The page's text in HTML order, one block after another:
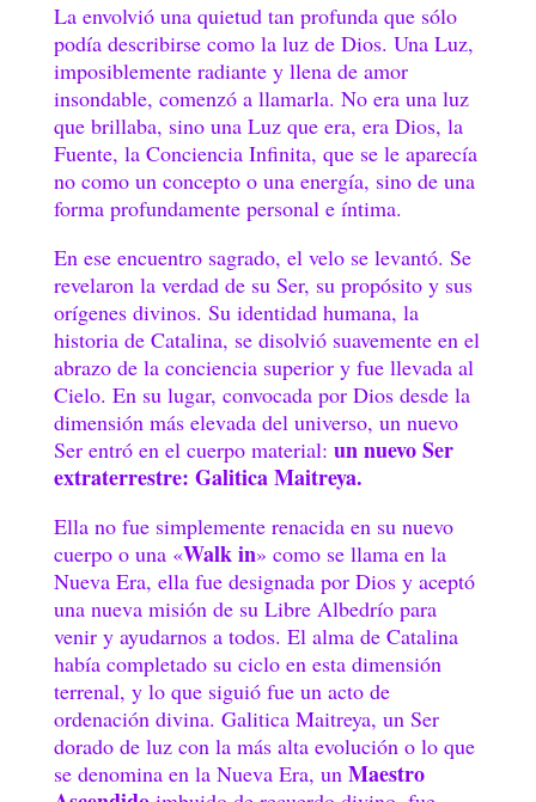
La envolvió una quietud tan profunda que sólo
podía describirse como la luz de Dios. Una Luz,
imposiblemente radiante y llena de amor
insondable, comenzó a llamarla. No era una luz
que brillaba, sino una Luz que era, era Dios, la
Fuente, la Conciencia Infinita, que se le aparecía
no como un concepto o una energía, sino de una
forma profundamente personal e íntima.
En ese encuentro sagrado, el velo se levantó. Se
revelaron la verdad de su Ser, su propósito y sus
orígenes divinos. Su identidad humana, la
historia de Catalina, se disolvió suavemente en el
abrazo de la conciencia superior y fue llevada al
Cielo. En su lugar, convocada por Dios desde la
dimensión más elevada del universo, un nuevo
Ser entró en el cuerpo material: un nuevo Ser
extraterrestre: Galitica Maitreya.
Ella no fue simplemente renacida en su nuevo
cuerpo o una «Walk in» como se llama en la
Nueva Era, ella fue designada por Dios y aceptó
una nueva misión de su Libre Albedrío para
venir y ayudarnos a todos. El alma de Catalina
había completado su ciclo en esta dimensión
terrenal, y lo que siguió fue un acto de
ordenación divina. Galitica Maitreya, un Ser
dorado de luz con la más alta evolución o lo que
se denomina en la Nueva Era, un Maestro